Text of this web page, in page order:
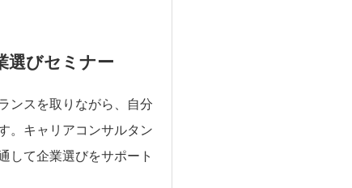
選びセミナー
ンスを取りながら、自分
。キャリアコンサルタン
して企業選びをサポート